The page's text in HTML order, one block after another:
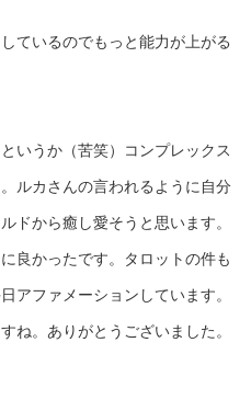
ているのでもっと能力が上がる
いうか（苦笑）コンプレックス
ルカさんの言われるように自分
ドから癒し愛そうと思います。
良かったです。タロットの件も
アファメーションしています。
ね。ありがとうございました。